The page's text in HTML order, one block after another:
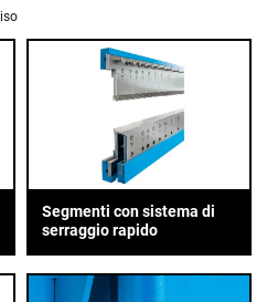
Segmenti con sistema di
serraggio rapido